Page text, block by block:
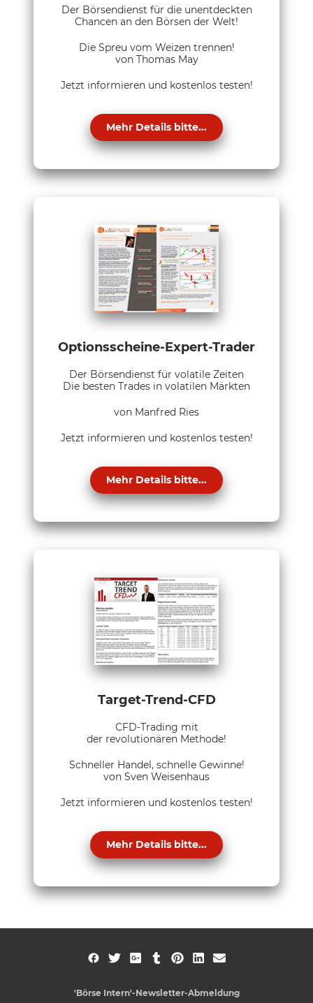
Der Börsendienst für die unentdeckten
Chancen an den Börsen der Welt!
Die Spreu vom Weizen trennen!
von Thomas May
Jetzt informieren und kostenlos testen!
Mehr Details bitte...
Optionsscheine-Expert-Trader
Der Börsendienst für volatile Zeiten
Die besten Trades in volatilen Märkten
von Manfred Ries
Jetzt informieren und kostenlos testen!
Mehr Details bitte...
Target-Trend-CFD
CFD-Trading mit
der revolutionären Methode!
Schneller Handel, schnelle Gewinne!
von Sven Weisenhaus
Jetzt informieren und kostenlos testen!
Mehr Details bitte...
'Börse Intern'-Newsletter-Abmeldung